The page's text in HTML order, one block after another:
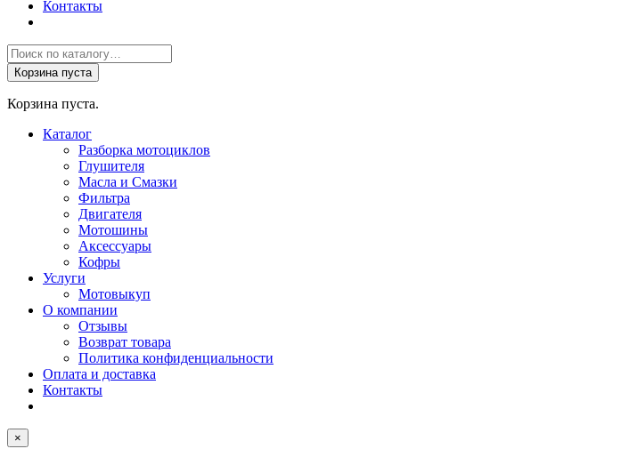
Контакты
Поиск
товаров
Корзина пуста
Корзина пуста.
Каталог
Разборка мотоциклов
Глушителя
Масла и Смазки
Фильтра
Двигателя
Мотошины
Аксессуары
Кофры
Услуги
Мотовыкуп
О компании
Отзывы
Возврат товара
Политика конфиденциальности
Оплата и доставка
Контакты
×